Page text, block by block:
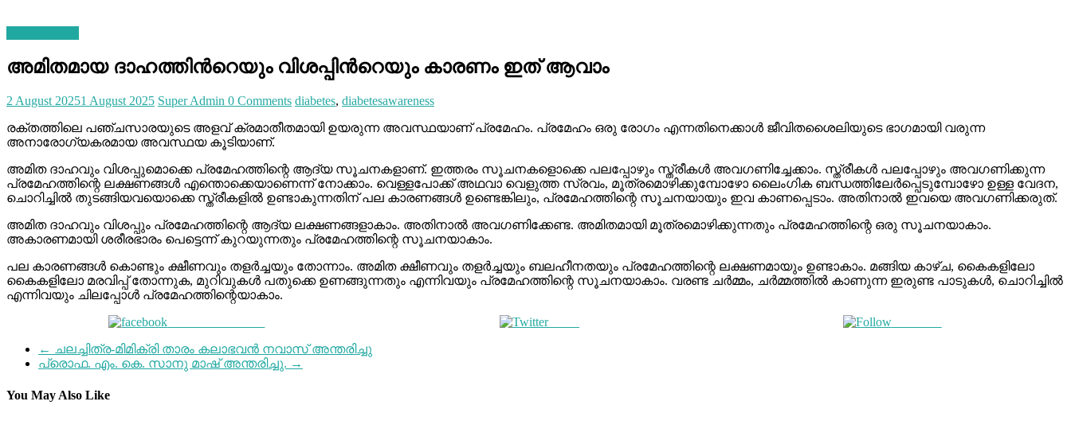
അമിതമായ ദാഹത്തിന്‍റെയും വിശപ്പിന്‍റെയും കാരണം ഇത് ആവാം
2 August 20251 August 2025 Super Admin 0 Comments diabetes, diabetesawareness
രക്തത്തിലെ പഞ്ചസാരയുടെ അളവ് ക്രമാതീതമായി ഉയരുന്ന അവസ്ഥയാണ് പ്രമേഹം. പ്രമേഹം ഒരു രോഗം എന്നതിനെക്കാള്‍ ജീവിതശൈലിയുടെ ഭാഗമായി വരുന്ന
അനാരോഗ്യകരമായ അവസ്ഥയ കൂടിയാണ്.
അമിത ദാഹവും വിശപ്പുമൊക്കെ പ്രമേഹത്തിന്റെ ആദ്യ സൂചനകളാണ്. ഇത്തരം സൂചനകളൊക്കെ പലപ്പോഴും സ്ത്രീകള്‍ അവഗണിച്ചേക്കാം. സ്ത്രീകള്‍ പലപ്പോഴും അവഗണിക്കുന്ന
പ്രമേഹത്തിന്റെ ലക്ഷണങ്ങള്‍ എന്തൊക്കെയാണെന്ന് നോക്കാം. വെള്ളപോക്ക് അഥവാ വെളുത്ത സ്രവം, മൂത്രമൊഴിക്കുമ്പോഴോ ലൈംഗിക ബന്ധത്തിലേര്‍പ്പെടുമ്പോഴോ ഉള്ള വേദന,
ചൊറിച്ചില്‍ തുടങ്ങിയവയൊക്കെ സ്ത്രീകളില്‍ ഉണ്ടാകുന്നതിന് പല കാരണങ്ങള്‍ ഉണ്ടെങ്കിലും, പ്രമേഹത്തിന്റെ സൂചനയായും ഇവ കാണപ്പെടാം. അതിനാല്‍ ഇവയെ അവഗണിക്കരുത്.
അമിത ദാഹവും വിശപ്പും പ്രമേഹത്തിന്റെ ആദ്യ ലക്ഷണങ്ങളാകാം. അതിനാല്‍ അവഗണിക്കേണ്ട. അമിതമായി മൂത്രമൊഴിക്കുന്നതും പ്രമേഹത്തിന്റെ ഒരു സൂചനയാകാം.
അകാരണമായി ശരീരഭാരം പെട്ടെന്ന് കുറയുന്നതും പ്രമേഹത്തിന്റെ സൂചനയാകാം.
പല കാരണങ്ങള്‍ കൊണ്ടും ക്ഷീണവും തളര്‍ച്ചയും തോന്നാം. അമിത ക്ഷീണവും തളര്‍ച്ചയും ബലഹീനതയും പ്രമേഹത്തിന്റെ ലക്ഷണമായും ഉണ്ടാകാം. മങ്ങിയ കാഴ്ച, കൈകളിലോ
കൈകളിലോ മരവിപ്പ് തോന്നുക, മുറിവുകള്‍ പതുക്കെ ഉണങ്ങുന്നതും എന്നിവയും പ്രമേഹത്തിന്റെ സൂചനയാകാം. വരണ്ട ചര്‍മ്മം, ചര്‍മ്മത്തില്‍ കാണുന്ന ഇരുണ്ട പാടുകള്‍, ചൊറിച്ചില്‍
എന്നിവയും ചിലപ്പോള്‍ പ്രമേഹത്തിന്റെയാകാം.
Tweet
Follow us
← ചലച്ചിത്ര-മിമിക്രി താരം കലാഭവന്‍ നവാസ് അന്തരിച്ചു
പ്രൊഫ. എം. കെ. സാനു മാഷ് അന്തരിച്ചു. →
You May Also Like